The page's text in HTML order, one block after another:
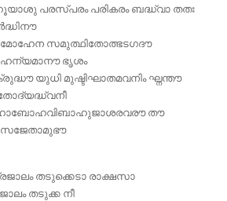
പരസ്പരം പരികരം ബദ്ധ്വാ തതഃ
സമുത്ഥിതോത്ഭടഗദൗ
ഭൃശം
യുധി മുഷ്ടിഘാതമവനിം ഘ്നന്തൗ
തൗ
തടുക്കെടാ രാക്ഷസാ
തടുക്ക നീ